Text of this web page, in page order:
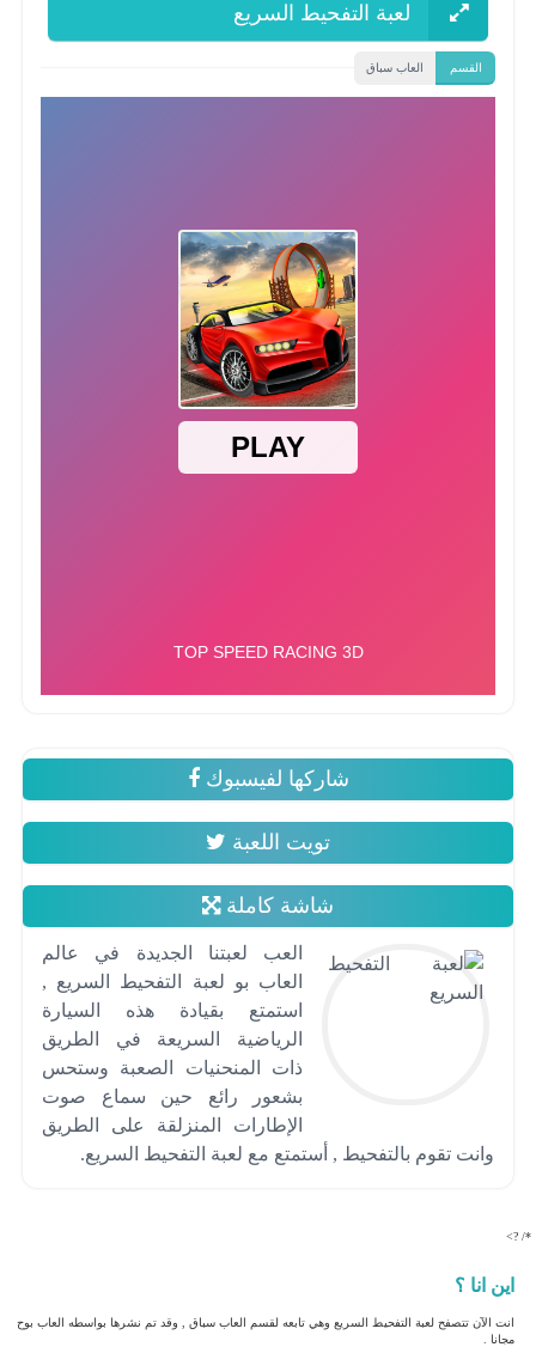
لعبة التفحيط السريع
القسم العاب سباق
شاركها لفيسبوك
تويت اللعبة
شاشة كاملة
العب لعبتنا الجديدة في عالم
العاب بو لعبة التفحيط السريع ,
استمتع بقيادة هذه السيارة
الرياضية السريعة في الطريق
ذات المنحنيات الصعبة وستحس
بشعور رائع حين سماع صوت
الإطارات المنزلقة على الطريق
وانت تقوم بالتفحيط , أستمتع مع لعبة التفحيط السريع.
*/ ?>
اين انا ؟
انت الآن تتصفح لعبة التفحيط السريع وهي تابعه لقسم العاب سباق , وقد تم نشرها بواسطه العاب بوح
مجانا .